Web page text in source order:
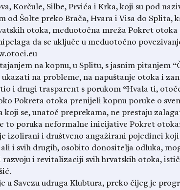
Korčule, Silbe, Prvića i Krka, koji su pod
od Šolte preko Brača, Hvara i Visa do Splita,
otoka, međuotočna mreža Pokret otoka
da se uključe u međuotočno
na kopnu, u Splitu, s jasnim pitanjem
na probleme, na napuštanje otoka i
i drugi trasparent s porukom “Hvala ti,
Pokreta otoka prenijeli kopnu poruke o
se, unatoč preprekama, ne prestaju
to poruka neformalne inicijative Pokret
izolirani i društveno angažirani pojedinci
i svih drugih, osobito donositelja odluka,
i revitalizaciji svih hrvatskih otoka,
u Savezu udruga Klubtura, preko čijeg je